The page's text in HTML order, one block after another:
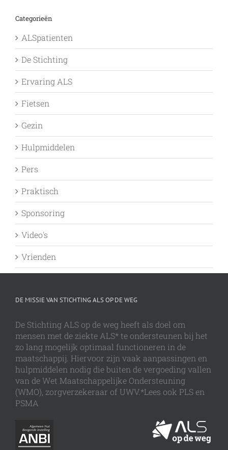
Categorieën
ALSpatienten
De Stichting
Ervaring ALS
Fietsen
Gezin
Hulpmiddelen
Pers
Praktisch
Sponsoring
Video's
Vrienden
DE MISSIE VAN STICHTING ALS OP DE WEG
De Stichting ALS op de weg heeft als doel om
mensen met de ziekte ALS* te ondersteunen bij het
zo lang mogelijk optimaal functioneren in de
maatschappij. Hiervoor zijn vaak aanpassingen en
hulpmiddelen nodig die buiten de vergoeding vallen
van de Wet Maatschappelijke Ondersteuning
(WMO), zorgverzekeraar of UWV.*Lees ook PLS en
PSMA